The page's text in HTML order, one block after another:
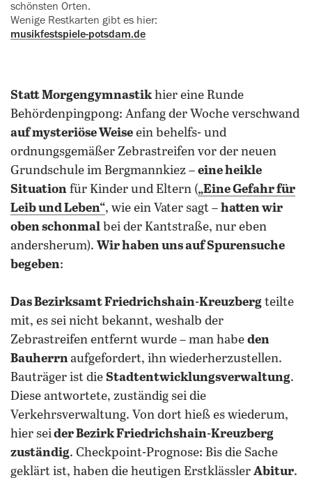
schönsten Orten.
Wenige Restkarten gibt es hier:
musikfestspiele-potsdam.de
Statt Morgengymnastikhier eine Runde
Behördenpingpong: Anfang der Woche verschwand
auf mysteriöse Weise ein behelfs- und
ordnungsgemäßer Zebrastreifen vor der neuen
Grundschule im Bergmannkiez – eine heikle
Situation für Kinder und Eltern („Eine Gefahr für
Leib und Leben“, wie ein Vater sagt – hatten wir
oben schonmal bei der Kantstraße, nur eben
andersherum). Wir haben uns auf Spurensuche
begeben:
Das Bezirksamt Friedrichshain-Kreuzberg teilte
mit, es sei nicht bekannt, weshalb der
Zebrastreifen entfernt wurde – man habe den
Bauherrnaufgefordert, ihn wiederherzustellen.
Bauträger ist die Stadtentwicklungsverwaltung.
Diese antwortete, zuständig sei die
Verkehrsverwaltung. Von dort hieß es wiederum,
hier seider Bezirk Friedrichshain-Kreuzberg
zuständig. Checkpoint-Prognose: Bis die Sache
geklärt ist, haben die heutigen Erstklässler Abitur.